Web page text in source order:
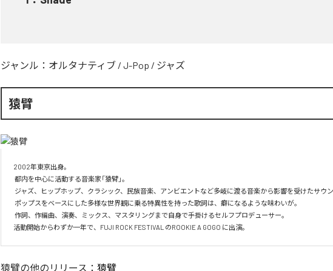
ジャンル： オルタナティブ / J-Pop / ジャズ
猿臂
2002年東京出身。
活動開始からわずか一年で、FUJI ROCK FESTIVAL のROOKIE A GOGO に出演。
猿臂の他のリリース： 猿臂